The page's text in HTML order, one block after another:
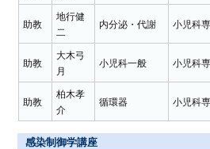
助教
地行健
二
内分泌・代謝 小児科
助教
大木弓
月
小児科一般 小児科
助教
柏木孝
介
循環器 小児科
感染制御学講座